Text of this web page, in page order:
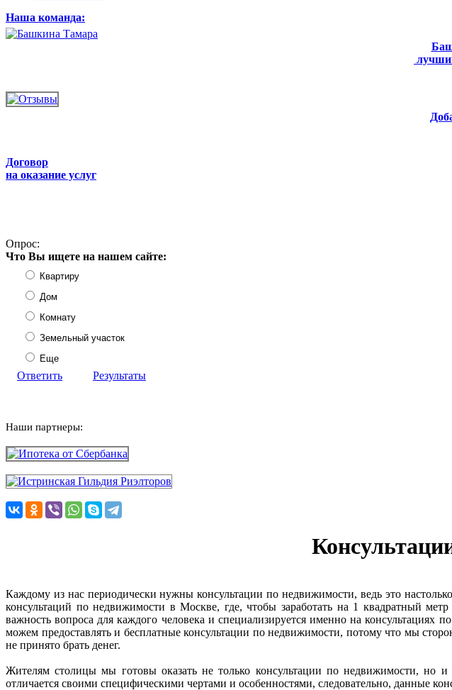
Наша команда:
Договор
на оказание услуг
Опрос:
Что Вы ищете на нашем сайте:
Квартиру
Дом
Комнату
Земельный участок
Еще
Ответить Результаты
Наши партнеры:
Каждому из нас периодически нужны консультации по недвижимости, ведь это
консультаций по недвижимости в Москве, где, чтобы заработать на 1 квадратный
важность вопроса для каждого человека и специализируется именно на
можем предоставлять и бесплатные консультации по недвижимости, потому что мы
не принято брать денег.
Жителям столицы мы готовы оказать не только консультации по недвижимости, но
отличается своими специфическими чертами и особенностями, следовательно, данные